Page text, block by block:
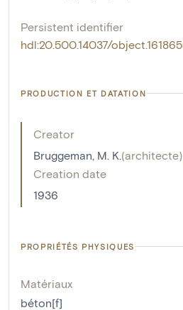
Persistent identifier
hdl:20.500.14037/object.161865
PRODUCTION ET DATATION
Creator
Bruggeman, M. K. (architecte)
Creation date
1936
PROPRIÉTÉS PHYSIQUES
Matériaux
béton[f]